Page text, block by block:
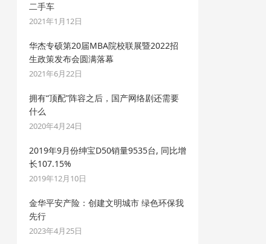
二手车
2021年1月12日
华杰专硕第20届MBA院校联展暨2022招
生政策发布会圆满落幕
2021年6月22日
拥有“顶配”阵容之后，国产网络剧还需要
什么
2020年4月24日
2019年9月份绅宝D50销量9535台, 同比增
长107.15%
2019年12月10日
金华平安产险：创建文明城市 绿色环保我
先行
2023年4月25日